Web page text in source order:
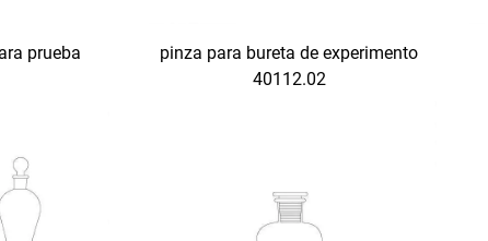
prueba
pinza para bureta de experimento
40112.02